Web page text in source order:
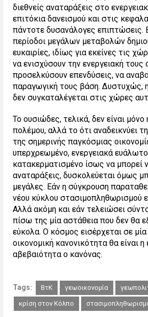
διεθνείς αναταράξεις στο
επιτόκια δανεισμού και στις
πάντοτε δυσανάλογες επιπτώσεις.
περίοδοι μεγάλων μεταβολών
ευκαιρίες, ιδίως για εκείνες τις
να ενισχύσουν την ενεργειακή τους
προσελκύσουν επενδύσεις, να
παραγωγική τους βάση. Δυστυχώς,
δεν συγκαταλέγεται στις χώρες
Το ουσιώδες, τελικά, δεν είναι μόνο
πολέμου, αλλά το ότι αναδεικνύει
της σημερινής παγκόσμιας
υπερχρεωμένο, ενεργειακά
κατακερματισμένο ίσως να μπορεί
αναταράξεις, δυσκολεύεται όμως
μεγάλες. Εάν η σύγκρουση
νέου κύκλου στασιμοπληθωρισμού
Αλλά ακόμη και εάν τελειώσει
πίσω της μία αστάθεια που δεν θα
εύκολα. Ο κόσμος εισέρχεται σε
οικονομική κανονικότητα θα είναι η
αβεβαιότητα ο κανόνας.
Tags: ΒτΚ γεωοικονομία
κρίση στον Κόλπο